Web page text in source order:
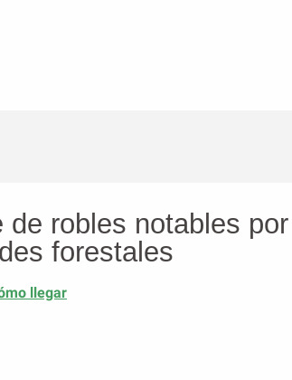
robles notables
forestales
llegar